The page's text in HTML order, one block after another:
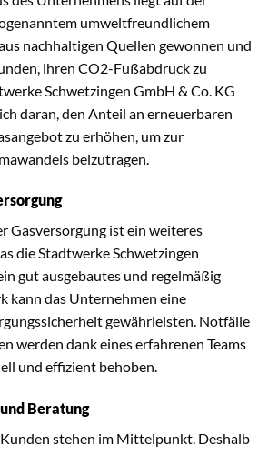
umweltfreundlichem
nachhaltigen Quellen gewonnen und
ihren CO2-Fußabdruck zu
Schwetzingen GmbH & Co. KG
daran, den Anteil an erneuerbaren
zu erhöhen, um zur
beizutragen.
Gasversorgung ist ein weiteres
die Stadtwerke Schwetzingen
gut ausgebautes und regelmäßig
kann das Unternehmen eine
gewährleisten. Notfälle
werden dank eines erfahrenen Teams
und effizient behoben.
Beratung
stehen im Mittelpunkt. Deshalb